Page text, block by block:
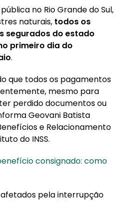
no Rio Grande do Sul,
naturais, todos os
segurados do estado
primeiro dia do
.
que todos os pagamentos
mesmo para
perdido documentos ou
Geovani Batista
e Relacionamento
do INSS.
consignado: como
pela interrupção